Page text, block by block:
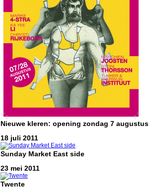
Nieuwe kleren: opening zondag 7 augustus
18 juli 2011
Sunday Market East side
23 mei 2011
Twente